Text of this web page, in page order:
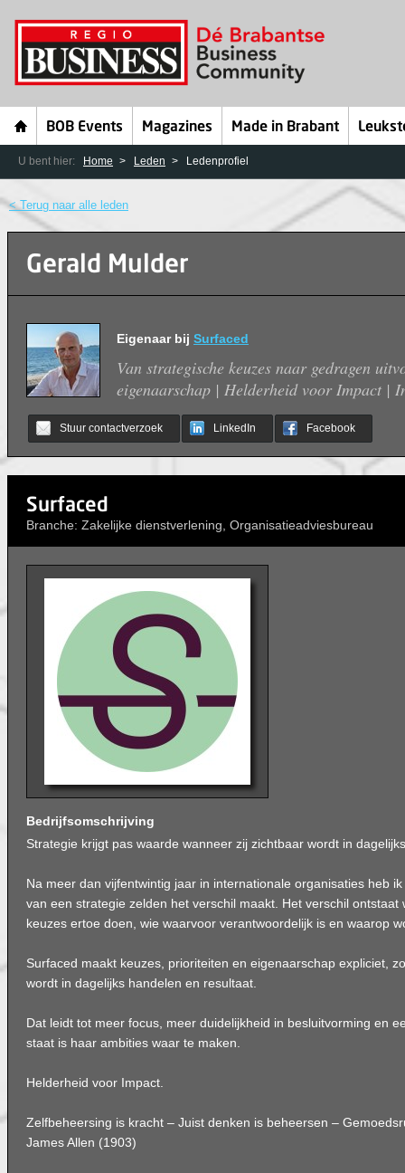
BOB Events Magazines Made in Brabant
U bent hier: Home Leden Ledenprofiel
< Terug naar alle leden
Gerald Mulder
Eigenaar bij Surfaced
Van strategische keuzes naar gedragen
eigenaarschap | Helderheid voor Impact |
Stuur contactverzoek LinkedIn Facebook
Surfaced
Branche: Zakelijke dienstverlening, Organisatieadviesbureau
Bedrijfsomschrijving
Strategie krijgt pas waarde wanneer zij zichtbaar wordt in
Na meer dan vijfentwintig jaar in internationale organisaties heb
van een strategie zelden het verschil maakt. Het verschil ontstaat
keuzes ertoe doen, wie waarvoor verantwoordelijk is en waarop
Surfaced maakt keuzes, prioriteiten en eigenaarschap expliciet,
wordt in dagelijks handelen en resultaat.
Dat leidt tot meer focus, meer duidelijkheid in besluitvorming en
staat is haar ambities waar te maken.
Helderheid voor Impact.
Zelfbeheersing is kracht – Juist denken is beheersen –
James Allen (1903)